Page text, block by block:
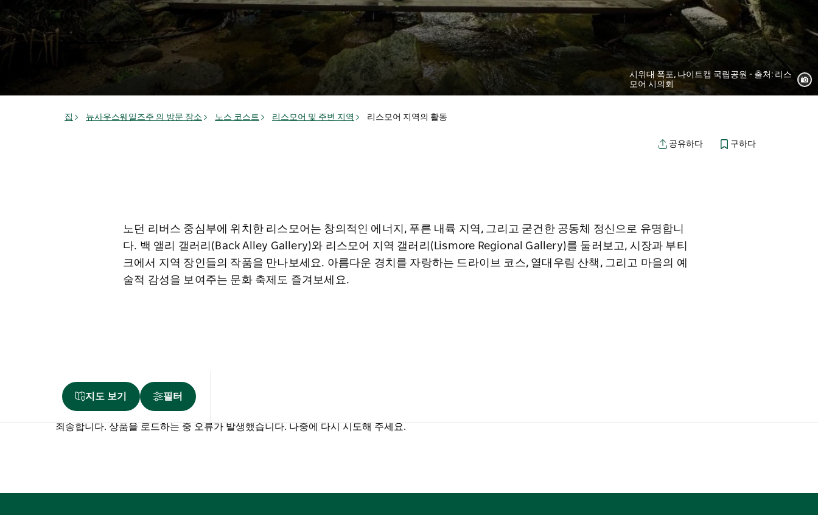
시위대 폭포, 나이트캡 국립공원 - 출처: 리스
모어 시의회
집 뉴사우스웨일즈주 의 방문 장소 노스 코스트 리스모어 및 주변 지역 리스모어 지역의 활동
공유하다 구하다
노던 리버스 중심부에 위치한 리스모어는 창의적인 에너지, 푸른 내륙 지역, 그리고 굳건한 공동체 정신으로 유명합니
다. 백 앨리 갤러리(Back Alley Gallery)와 리스모어 지역 갤러리(Lismore Regional Gallery)를 둘러보고, 시장과 부티
크에서 지역 장인들의 작품을 만나보세요. 아름다운 경치를 자랑하는 드라이브 코스, 열대우림 산책, 그리고 마을의 예
술적 감성을 보여주는 문화 축제도 즐겨보세요.
지도 보기 필터
죄송합니다. 상품을 로드하는 중 오류가 발생했습니다. 나중에 다시 시도해 주세요.